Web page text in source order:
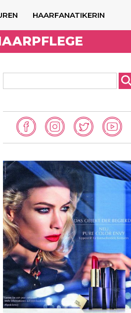
HAARFANATIKERIN